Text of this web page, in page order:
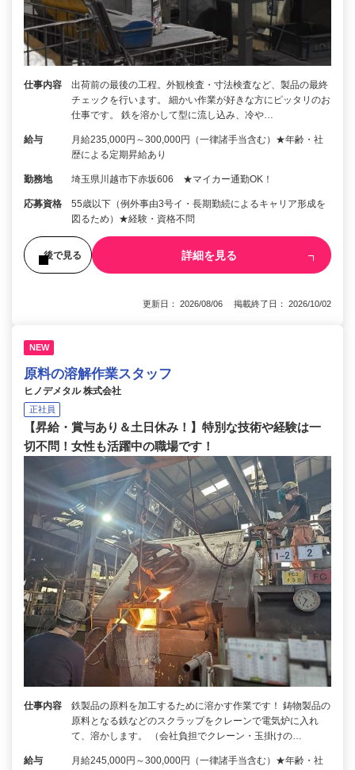
仕事内容
出荷前の最後の工程。外観検査・寸法検査など、製品の最終
チェックを行います。 細かい作業が好きな方にピッタリのお
仕事です。 鉄を溶かして型に流し込み、冷や…
給与
月給235,000円～300,000円（一律諸手当含む）★年齢・社
歴による定期昇給あり
勤務地 埼玉県川越市下赤坂606 ★マイカー通勤OK！
応募資格
55歳以下（例外事由3号イ・長期勤続によるキャリア形成を
図るため）★経験・資格不問
後で見る 詳細を見る
更新日： 2026/08/06 掲載終了日： 2026/10/02
NEW
原料の溶解作業スタッフ
ヒノデメタル 株式会社
正社員
【昇給・賞与あり＆土日休み！】特別な技術や経験は一
切不問！女性も活躍中の職場です！
仕事内容
鉄製品の原料を加工するために溶かす作業です！ 鋳物製品の
原料となる鉄などのスクラップをクレーンで電気炉に入れ
て、溶かします。 （会社負担でクレーン・玉掛けの…
給与
月給245,000円～300,000円（一律諸手当含む）★年齢・社